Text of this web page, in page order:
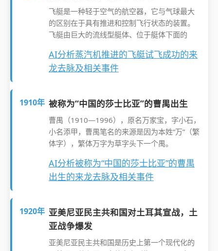
飞艇是一种轻于空气的航空器，它与气球最大
的区别在于具有推进和控制飞行状态的装置。
飞艇由巨大的流线型艇体、位于艇体下面的
AI分析蒸汽机推进的飞艇试飞成功的来
龙去脉及相关事件
1910年 被称为“中国的莎士比亚”的曹禺出生
曹禺（1910—1996），原名万家宝，字小石，
小名添甲，曹禺笔名的来源是因为本姓“万”（繁
体字），繁体万字为草字头下一个禺。
AI分析被称为“中国的莎士比亚”的曹禺
出生的来龙去脉及相关事件
1920年 亚美尼亚民主共和国对土耳其宣战，土
亚战争爆发
亚美尼亚民主共和国是历史上第一个现代化的